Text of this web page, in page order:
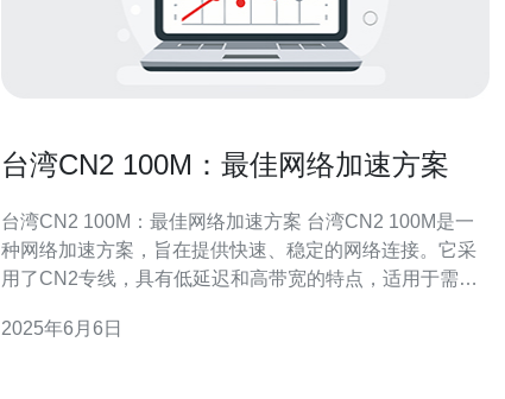
台湾CN2 100M：最佳网络加速方案
台湾CN2 100M：最佳网络加速方案 台湾CN2 100M是一
种网络加速方案，旨在提供快速、稳定的网络连接。它采
用了CN2专线，具有低延迟和高带宽的特点，适用于需要
其稳定性和速度。相比于普通的网络连接，它能够提供更
2025年6月6日